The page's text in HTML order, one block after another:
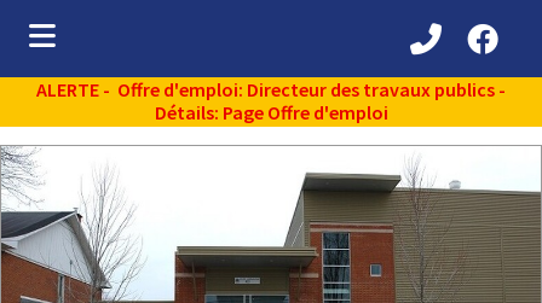
(Découvrir )
(Administration municipale )
(Services aux citoyens )
(Partenaires )
(Loisirs et vie communautaire )
ALERTE - Offre d'emploi: Directeur des travaux publics -
Détails: Page Offre d'emploi